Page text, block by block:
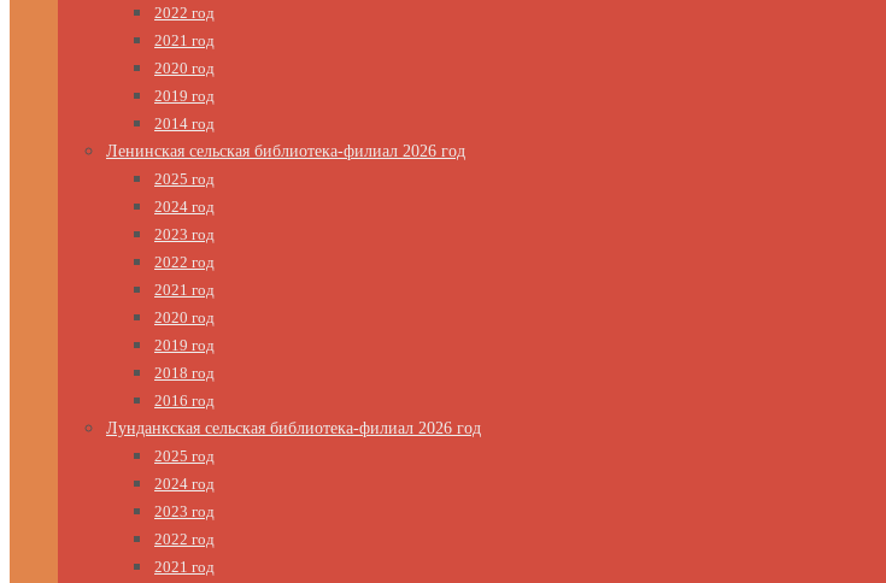
2022 год
2021 год
2020 год
2019 год
2014 год
Ленинская сельская библиотека-филиал 2026 год
2025 год
2024 год
2023 год
2022 год
2021 год
2020 год
2019 год
2018 год
2016 год
Лунданкская сельская библиотека-филиал 2026 год
2025 год
2024 год
2023 год
2022 год
2021 год